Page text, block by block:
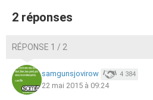
2 réponses
RÉPONSE 1 / 2
samgunsjovirow 4 384
22 mai 2015 à 09:24